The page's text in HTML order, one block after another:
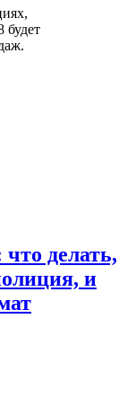
будет
делать,
и